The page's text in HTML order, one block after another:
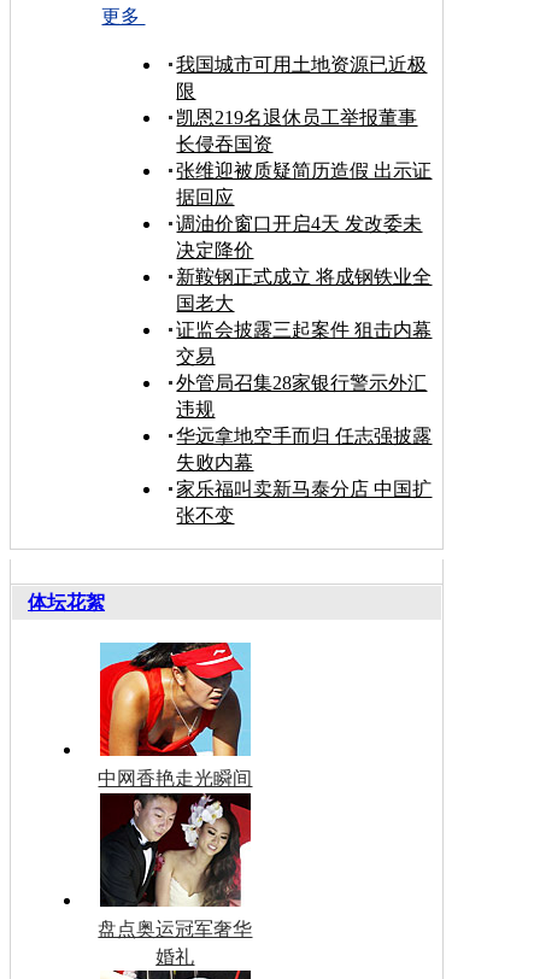
更多
我国城市可用土地资源已近极
限
凯恩219名退休员工举报董事
长侵吞国资
张维迎被质疑简历造假 出示证
据回应
调油价窗口开启4天 发改委未
决定降价
新鞍钢正式成立 将成钢铁业全
国老大
证监会披露三起案件 狙击内幕
交易
外管局召集28家银行警示外汇
违规
华远拿地空手而归 任志强披露
失败内幕
家乐福叫卖新马泰分店 中国扩
张不变
体坛花絮
中网香艳走光瞬间
盘点奥运冠军奢华
婚礼